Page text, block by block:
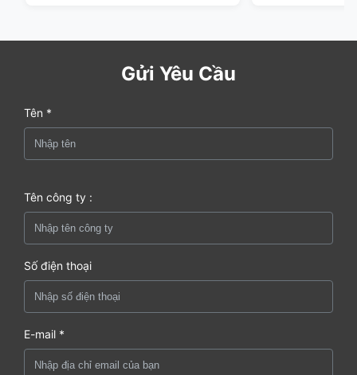
Gửi Yêu Cầu
Tên *
Tên công ty :
Số điện thoại
E-mail *